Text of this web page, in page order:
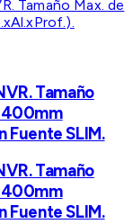
Tamaño
400mm
Fuente SLIM.
Tamaño
400mm
Fuente SLIM.